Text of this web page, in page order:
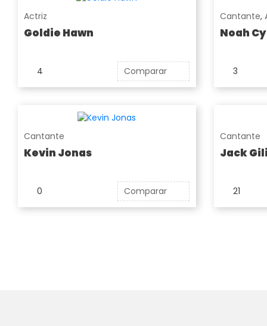
Actriz
Goldie Hawn
4 Comparar
Cantante,
Noah
3
Cantante
Kevin Jonas
0 Comparar
Cantante
Jack
21